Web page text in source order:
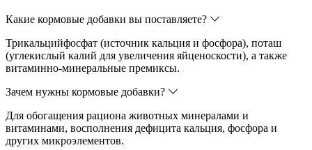
Какие кормовые добавки вы поставляете?
Трикальцийфосфат (источник кальция и фосфора), поташ
(углекислый калий для увеличения яйценоскости), а также
витаминно-минеральные премиксы.
Зачем нужны кормовые добавки?
Для обогащения рациона животных минералами и
витаминами, восполнения дефицита кальция, фосфора и
других микроэлементов.